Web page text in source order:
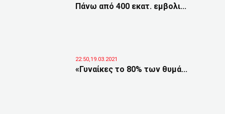
Πάνω από 400 εκατ. εμβολι...
22:50,19.03.2021
«Γυναίκες το 80% των θυμά...